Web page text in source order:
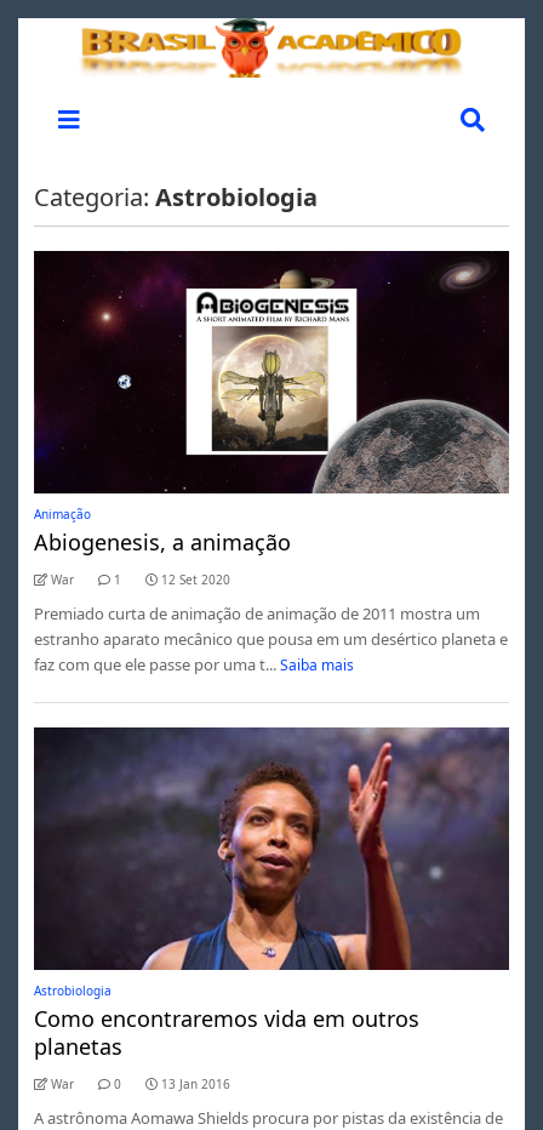
Categoria: Astrobiologia
Animação
Abiogenesis, a animação
War 1 12 Set 2020
Premiado curta de animação de animação de 2011 mostra um
estranho aparato mecânico que pousa em um desértico planeta e
faz com que ele passe por uma t... Saiba mais
Astrobiologia
Como encontraremos vida em outros
planetas
War 0 13 Jan 2016
A astrônoma Aomawa Shields procura por pistas da existência de